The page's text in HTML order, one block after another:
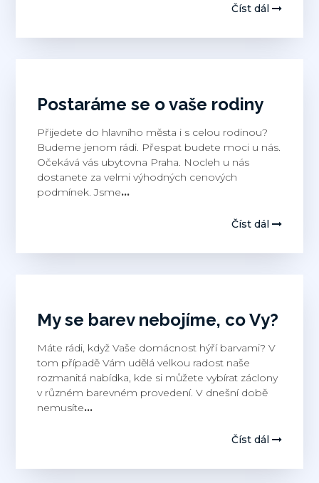
Číst dál
Postaráme se o vaše rodiny
Přijedete do hlavního města i s celou rodinou?
Budeme jenom rádi. Přespat budete moci u nás.
Očekává vás ubytovna Praha. Nocleh u nás
dostanete za velmi výhodných cenových
podmínek. Jsme…
Číst dál
My se barev nebojíme, co Vy?
Máte rádi, když Vaše domácnost hýří barvami? V
tom případě Vám udělá velkou radost naše
rozmanitá nabídka, kde si můžete vybírat záclony
v různém barevném provedení. V dnešní době
nemusíte…
Číst dál